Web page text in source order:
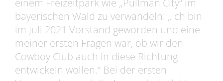
einem Freizeitpark wie „Pullman City“ im
bayerischen Wald zu verwandeln: „Ich bin
im Juli 2021 Vorstand geworden und eine
meiner ersten Fragen war, ob wir den
Cowboy Club auch in diese Richtung
entwickeln wollen.“ Bei der ersten